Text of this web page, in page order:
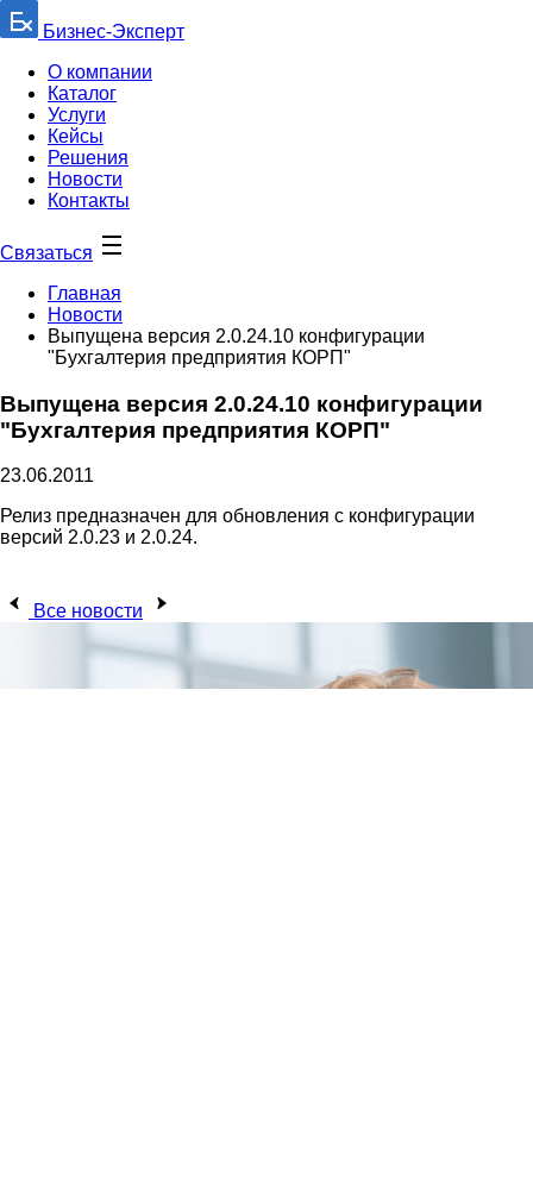
Бизнес-Эксперт
О компании
Каталог
Услуги
Кейсы
Решения
Новости
Контакты
Связаться
Главная
Новости
Выпущена версия 2.0.24.10 конфигурации
"Бухгалтерия предприятия КОРП"
Выпущена версия 2.0.24.10 конфигурации
"Бухгалтерия предприятия КОРП"
23.06.2011
Релиз предназначен для обновления с конфигурации
версий 2.0.23 и 2.0.24.
Все новости